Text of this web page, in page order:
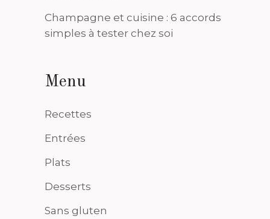
Champagne et cuisine : 6 accords
simples à tester chez soi
Menu
Recettes
Entrées
Plats
Desserts
Sans gluten